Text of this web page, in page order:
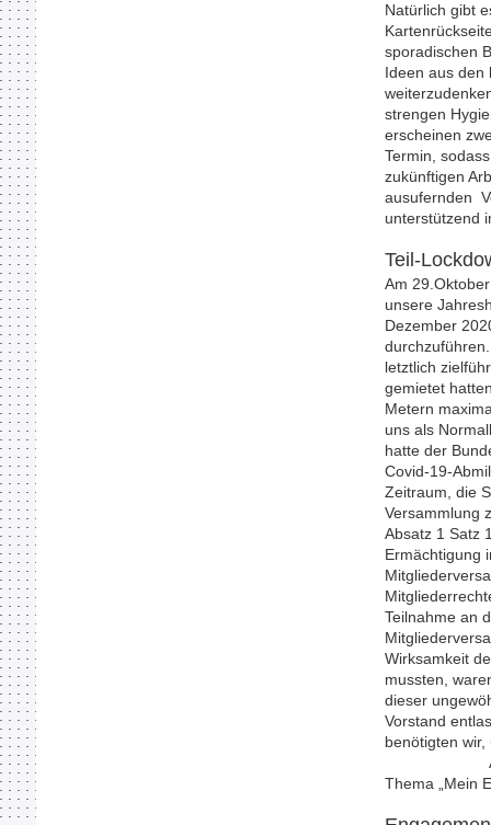
Natürlich gibt
sporadischen
Ideen aus den
strengen
erscheinen
Termin,
zukünftigen
ausufernden
unterstützend
Teil-
Am
unsere
Dezember
letztlich
gemietet
Metern
uns als
hatte der
Covid-19-
Zeitraum, die
Versammlung
Absatz 1 Satz
Ermächtigung
Teilnahme an
Wirksamkeit
mussten,
dieser
Vorstand
benötigten
Anfang
Thema „Mein